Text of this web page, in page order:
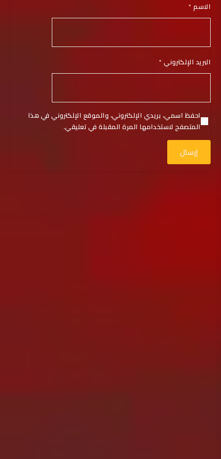
الاسم *
البريد الإلكتروني *
احفظ اسمي، بريدي الإلكتروني، والموقع الإلكتروني في هذا
المتصفح لاستخدامها المرة المقبلة في تعليقي.